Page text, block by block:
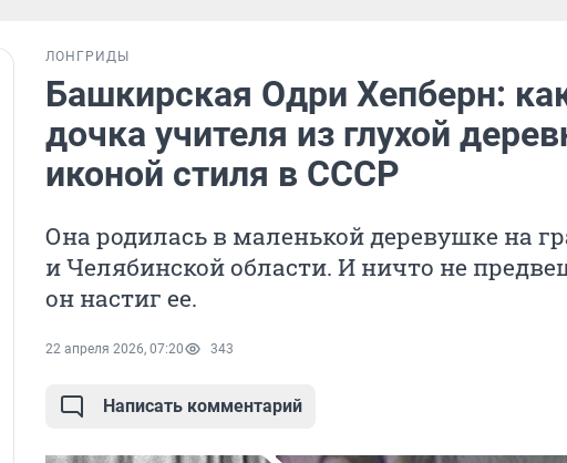
ЛОНГРИДЫ
Башкирская Одри Хепберн:
дочка учителя из глухой
иконой стиля в СССР
Она родилась в маленькой деревушке на
и Челябинской области. И ничто не
он настиг ее.
22 апреля 2026, 07:20 343
Написать комментарий